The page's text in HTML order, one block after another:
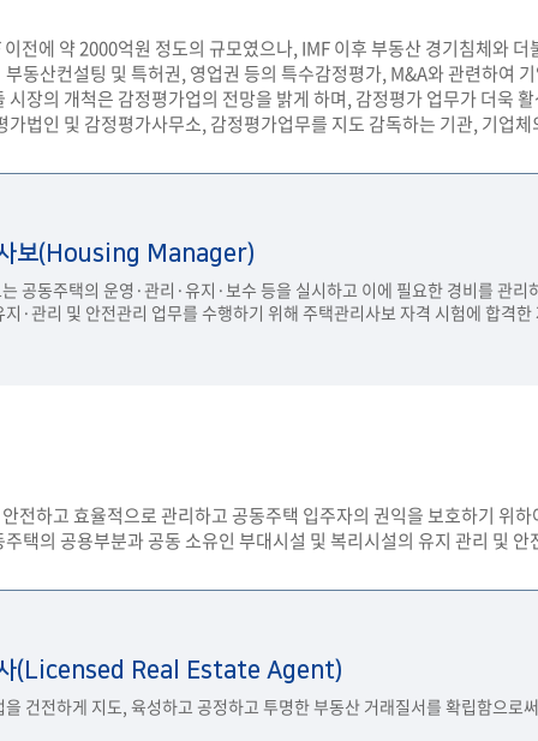
전에 약 2000억원 정도의 규모였으나, IMF 이후 부동산 경기침체와
동산컨설팅 및 특허권, 영업권 등의 특수감정평가, M&A와 관련하여
시장의 개척은 감정평가업의 전망을 밝게 하며, 감정평가 업무가 더욱
가법인 및 감정평가사무소, 감정평가업무를 지도 감독하는 기관, 기업
보(Housing Manager)
공동주택의 운영·관리·유지·보수 등을 실시하고 이에 필요한 경비를 관
·관리 및 안전관리 업무를 수행하기 위해 주택관리사보 자격 시험에 합격
전하고 효율적으로 관리하고 공동주택 입주자의 권익을 보호하기 위
택의 공용부분과 공동 소유인 부대시설 및 복리시설의 유지 관리 및
(Licensed Real Estate Agent)
건전하게 지도, 육성하고 공정하고 투명한 부동산 거래질서를 확립함으로